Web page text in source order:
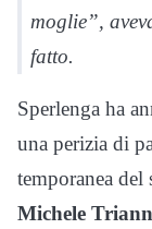
moglie”,
fatto.
Sperlenga ha
una perizia di
temporanea
Michele